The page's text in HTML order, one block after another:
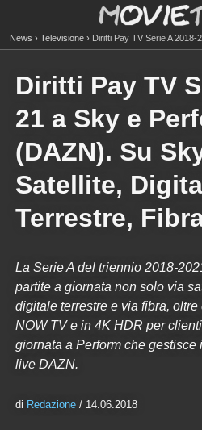
News Televisione
Diritti Pay TV Serie A
Diritti Pay TV
21 a Sky e
(DAZN). Su
Satellite,
Terrestre,
La Serie A del triennio 2018-
partite a giornata non solo via
digitale terrestre e via fibra,
NOW TV e in 4K HDR per
giornata a Perform che
live DAZN.
di Redazione / 14.06.2018